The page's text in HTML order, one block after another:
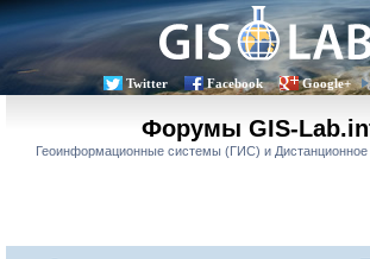
Twitter Facebook Google+
Форумы GIS-
Геоинформационные системы (ГИС) и Дистанционное